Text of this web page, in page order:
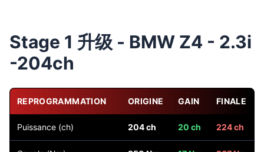
Stage 1 升级 - BMW Z4 - 2.3i
-204ch
REPROGRAMMATION ORIGINE GAIN FINALE
Puissance (ch) 204 ch 20 ch 224 ch